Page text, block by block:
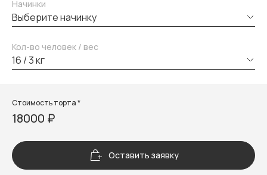
Начинки
выберите начинку
Кол-во человек / вес
16 / 3 кг
Стоимость торта *
18000 ₽
Оставить заявку